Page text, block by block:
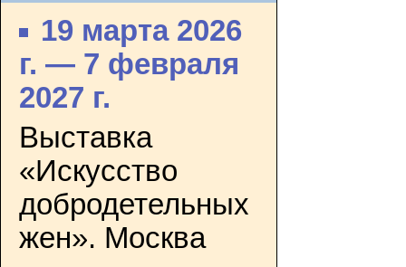
19 марта 2026
г. — 7 февраля
2027 г.
Выставка
«Искусство
добродетельных
жен». Москва